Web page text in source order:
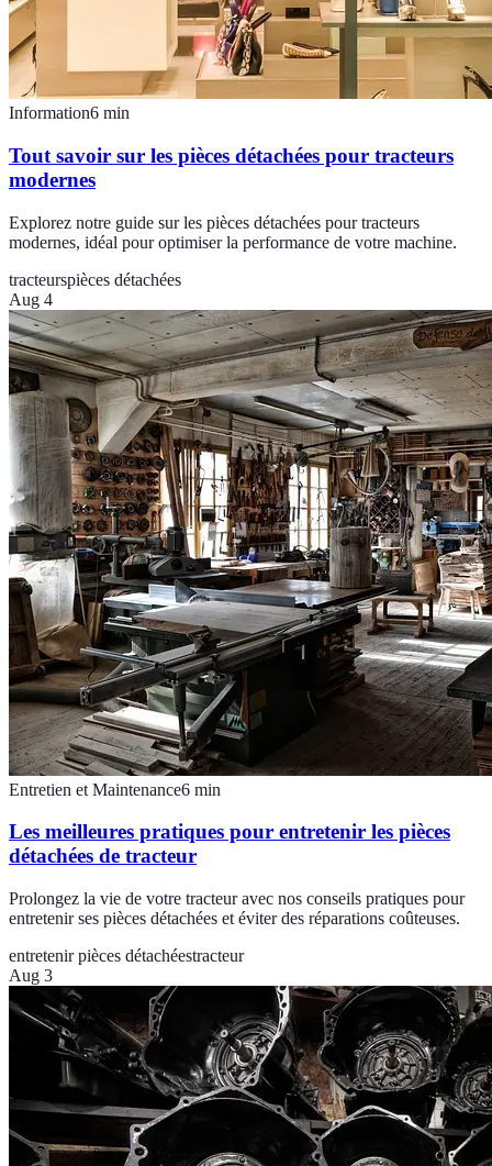
Information6 min
Tout savoir sur les pièces détachées pour tracteurs
modernes
Explorez notre guide sur les pièces détachées pour tracteurs
modernes, idéal pour optimiser la performance de votre machine.
tracteurspièces détachées
Aug 4
Entretien et Maintenance6 min
Les meilleures pratiques pour entretenir les pièces
détachées de tracteur
Prolongez la vie de votre tracteur avec nos conseils pratiques pour
entretenir ses pièces détachées et éviter des réparations coûteuses.
entretenir pièces détachéestracteur
Aug 3